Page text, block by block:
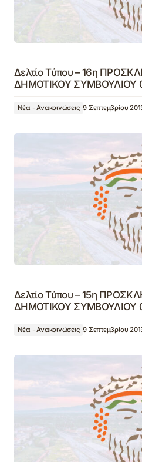
Δελτίο Τύπου – 16η
ΔΗΜΟΤΙΚΟΥ ΣΥΜΒΟΥΛΙΟΥ
Νέα - Ανακοινώσεις 9 Σεπτεμβρίου
Δελτίο Τύπου – 15η
ΔΗΜΟΤΙΚΟΥ ΣΥΜΒΟΥΛΙΟΥ
Νέα - Ανακοινώσεις 9 Σεπτεμβρίου